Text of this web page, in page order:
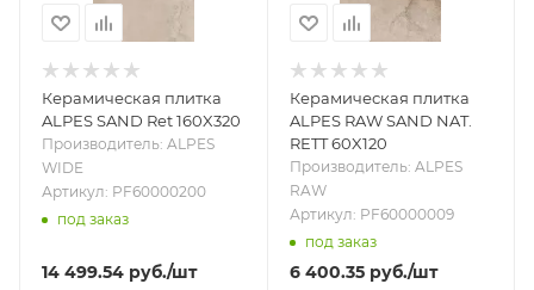
Керамическая плитка
ALPES SAND Ret 160X320
Производитель: ALPES
WIDE
Артикул: PF60000200
под заказ
14 499.54 руб./шт
Керамическая плитка
ALPES RAW SAND NAT.
RETT 60X120
Производитель: ALPES
RAW
Артикул: PF60000009
под заказ
6 400.35руб./шт